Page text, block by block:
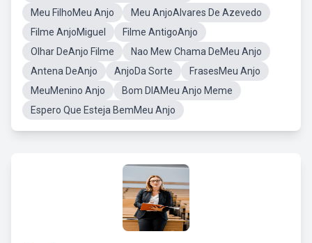
Meu FilhoMeu Anjo
Meu AnjoAlvares De Azevedo
Filme AnjoMiguel
Filme AntigoAnjo
Olhar DeAnjo Filme
Nao Mew Chama DeMeu Anjo
Antena DeAnjo
AnjoDa Sorte
FrasesMeu Anjo
MeuMenino Anjo
Bom DIAMeu Anjo Meme
Espero Que Esteja BemMeu Anjo